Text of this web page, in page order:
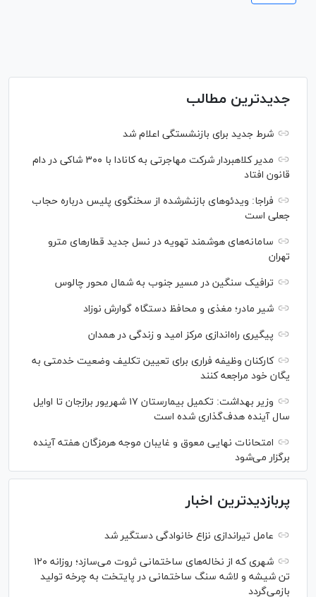
جدیدترین مطالب
شرط جدید برای بازنشستگی اعلام شد
مدیر کلاهبردار شرکت مهاجرتی به کانادا با ۳۰۰ شاکی در دام
قانون افتاد
فراجا: ویدئو‌های بازنشرشده از سخنگوی پلیس درباره حجاب
جعلی است
سامانه‌های هوشمند تهویه در نسل جدید قطار‌های مترو
تهران
ترافیک سنگین در مسیر جنوب به شمال محور چالوس
شیر مادر؛ مغذی و محافظ دستگاه گوارش نوزاد
پیگیری راه‌اندازی مرکز امید و زندگی در همدان
کارکنان وظیفه فراری برای تعیین تکلیف وضعیت خدمتی به
یگان خود مراجعه کنند
وزیر بهداشت: تکمیل بیمارستان ۱۷ شهریور برازجان تا اوایل
سال آینده هدف‌گذاری شده است
امتحانات نهایی معوق و غایبان موجه هرمزگان هفته آینده
برگزار می‌شود
پربازدیدترین اخبار
عامل تیراندازی نزاع خانوادگی دستگیر شد
شهری که از نخاله‌های ساختمانی ثروت می‌سازد؛ روزانه ۱۲۰
تن شیشه و لاشه سنگ ساختمانی در پایتخت به چرخه تولید
بازمی‌گردد